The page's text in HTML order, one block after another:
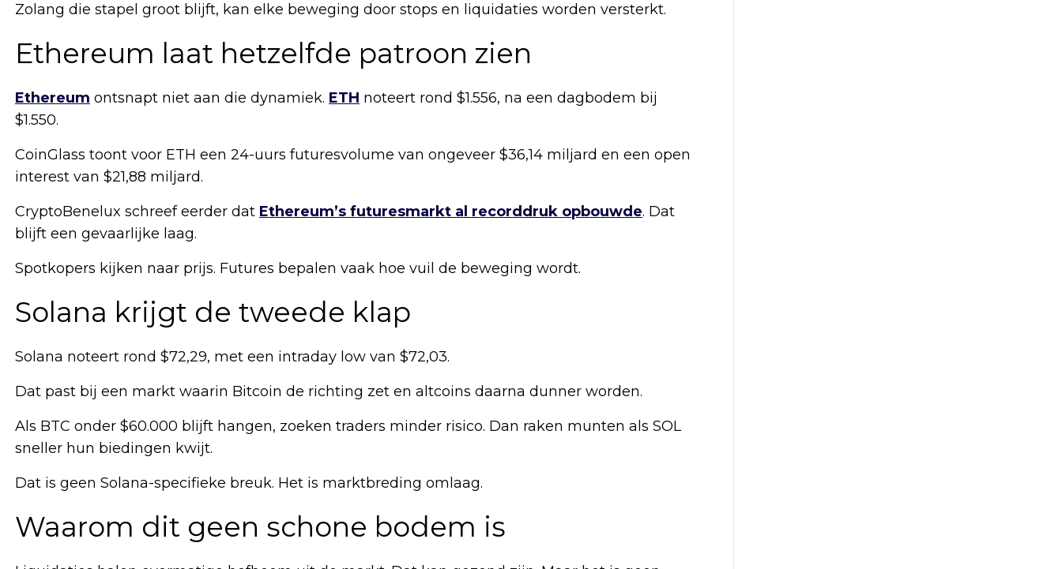
Zolang die stapel groot blijft, kan elke beweging door stops en liquidaties worden versterkt.
Ethereum laat hetzelfde patroon zien
Ethereum ontsnapt niet aan die dynamiek. ETH noteert rond $1.556, na een dagbodem bij
$1.550.
CoinGlass toont voor ETH een 24-uurs futuresvolume van ongeveer $36,14 miljard en een open
interest van $21,88 miljard.
CryptoBenelux schreef eerder dat Ethereum’s futuresmarkt al recorddruk opbouwde. Dat
blijft een gevaarlijke laag.
Spotkopers kijken naar prijs. Futures bepalen vaak hoe vuil de beweging wordt.
Solana krijgt de tweede klap
Solana noteert rond $72,29, met een intraday low van $72,03.
Dat past bij een markt waarin Bitcoin de richting zet en altcoins daarna dunner worden.
Als BTC onder $60.000 blijft hangen, zoeken traders minder risico. Dan raken munten als SOL
sneller hun biedingen kwijt.
Dat is geen Solana-specifieke breuk. Het is marktbreding omlaag.
Waarom dit geen schone bodem is